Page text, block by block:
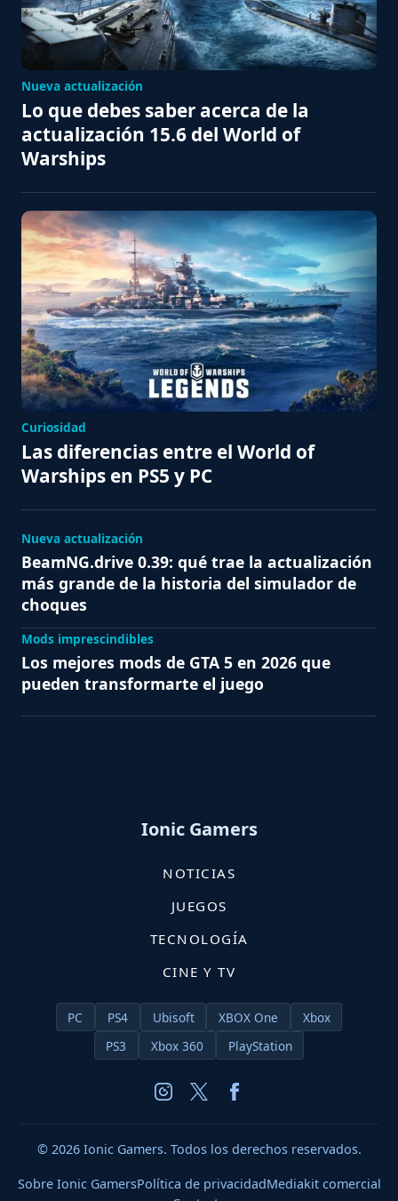
Nueva actualización
Lo que debes saber acerca de la
actualización 15.6 del World of
Warships
Curiosidad
Las diferencias entre el World of
Warships en PS5 y PC
Nueva actualización
BeamNG.drive 0.39: qué trae la actualización
más grande de la historia del simulador de
choques
Mods imprescindibles
Los mejores mods de GTA 5 en 2026 que
pueden transformarte el juego
Ionic Gamers
NOTICIAS
JUEGOS
TECNOLOGÍA
CINE Y TV
PC PS4 Ubisoft XBOX One
Xbox
PS3
Xbox 360 PlayStation
© 2026 Ionic Gamers. Todos los derechos reservados.
Sobre Ionic GamersPolítica de privacidadMediakit comercial